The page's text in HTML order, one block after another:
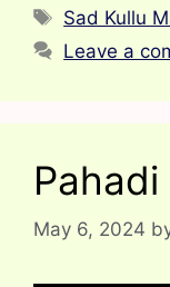
Tags
Sad Kullu
Leave a
May 6, 2024